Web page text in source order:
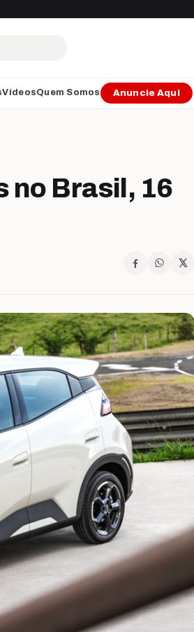
VídeosQuem Somos Anuncie Aqui
no Brasil, 16